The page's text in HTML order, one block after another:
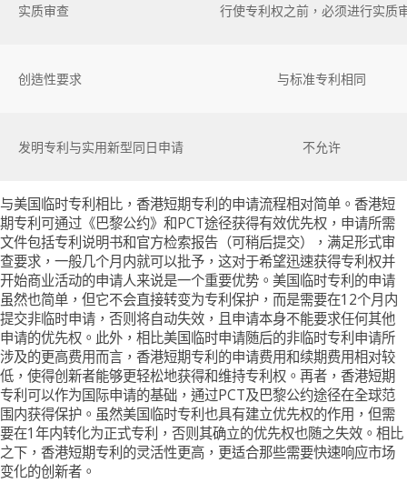
实质审查 行使专利权之前，必须进行实质
创造性要求 与标准专利相同
发明专利与实用新型同日申请 不允许
与美国临时专利相比，香港短期专利的申请流程相对简单。香港短
期专利可通过《巴黎公约》和PCT途径获得有效优先权，申请所需
文件包括专利说明书和官方检索报告（可稍后提交），满足形式审
查要求，一般几个月内就可以批予，这对于希望迅速获得专利权并
开始商业活动的申请人来说是一个重要优势。美国临时专利的申请
虽然也简单，但它不会直接转变为专利保护，而是需要在12个月内
提交非临时申请，否则将自动失效，且申请本身不能要求任何其他
申请的优先权。此外，相比美国临时申请随后的非临时专利申请所
涉及的更高费用而言，香港短期专利的申请费用和续期费用相对较
低，使得创新者能够更轻松地获得和维持专利权。再者，香港短期
专利可以作为国际申请的基础，通过PCT及巴黎公约途径在全球范
围内获得保护。虽然美国临时专利也具有建立优先权的作用，但需
要在1年内转化为正式专利，否则其确立的优先权也随之失效。相比
之下，香港短期专利的灵活性更高，更适合那些需要快速响应市场
变化的创新者。